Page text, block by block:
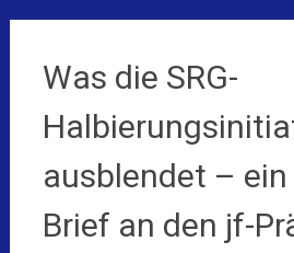
Was die SRG-
ausblendet –
Brief an den jf-